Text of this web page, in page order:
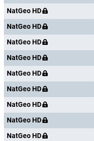
NatGeo HD
NatGeo HD
NatGeo HD
NatGeo HD
NatGeo HD
NatGeo HD
NatGeo HD
NatGeo HD
NatGeo HD